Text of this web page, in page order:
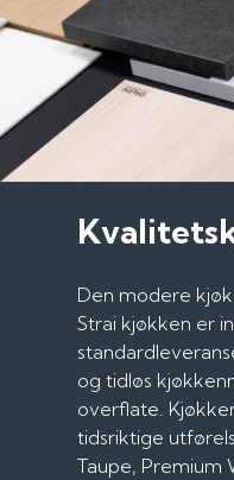
Den modere
Strai kjøkken er
og tidløs
overflate.
tidsriktige
Taupe, Premium